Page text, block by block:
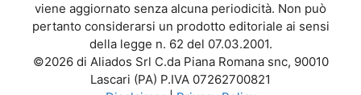
viene aggiornato senza alcuna periodicità. Non può
pertanto considerarsi un prodotto editoriale ai sensi
della legge n. 62 del 07.03.2001.
©2026 di Aliados Srl C.da Piana Romana snc, 90010
Lascari (PA) P.IVA 07262700821